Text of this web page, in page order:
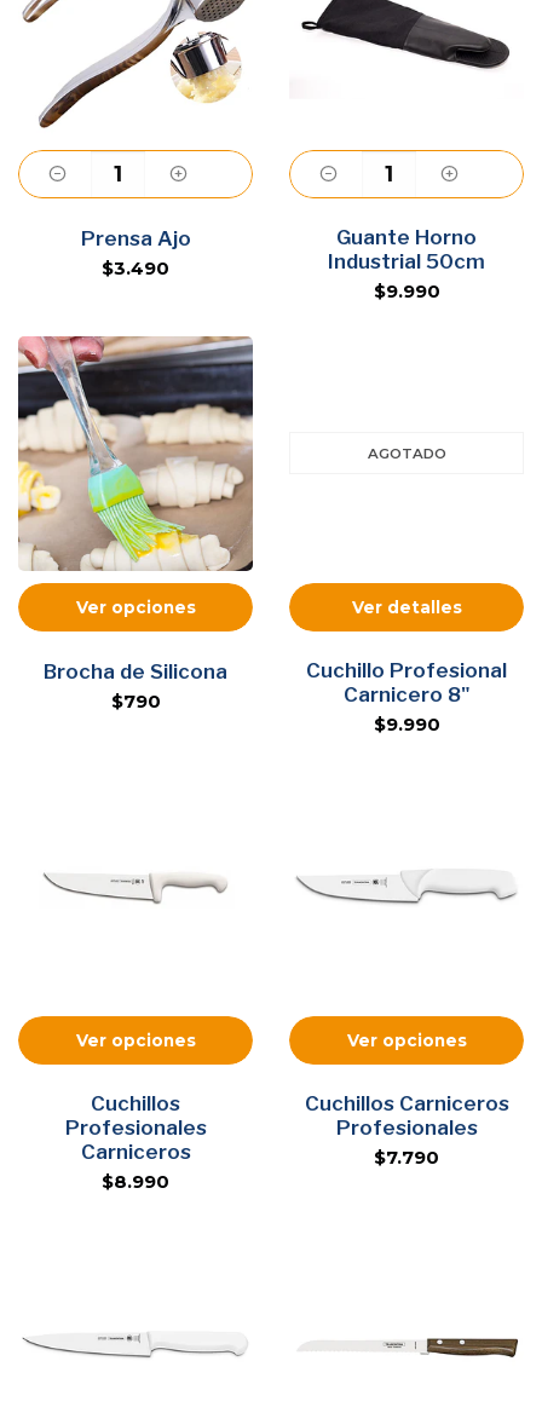
Agregar
Prensa Ajo
$3.490
Agregar
Guante Horno
Industrial 50cm
$9.990
Ver opciones
Brocha de Silicona
$790
Ver detalles
AGOTADO
Cuchillo Profesional
Carnicero 8"
$9.990
Ver opciones
Cuchillos
Profesionales
Carniceros
$8.990
Ver opciones
Cuchillos Carniceros
Profesionales
$7.790